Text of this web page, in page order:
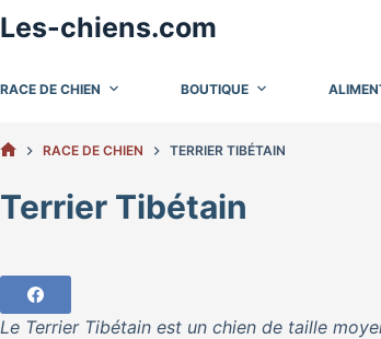
Passer
au
Les-chiens.com
RACE DE CHIEN BOUTIQUE
RACE DE CHIEN TERRIER TIBÉTAIN
Terrier Tibétain
Le Terrier Tibétain est un chien de taille